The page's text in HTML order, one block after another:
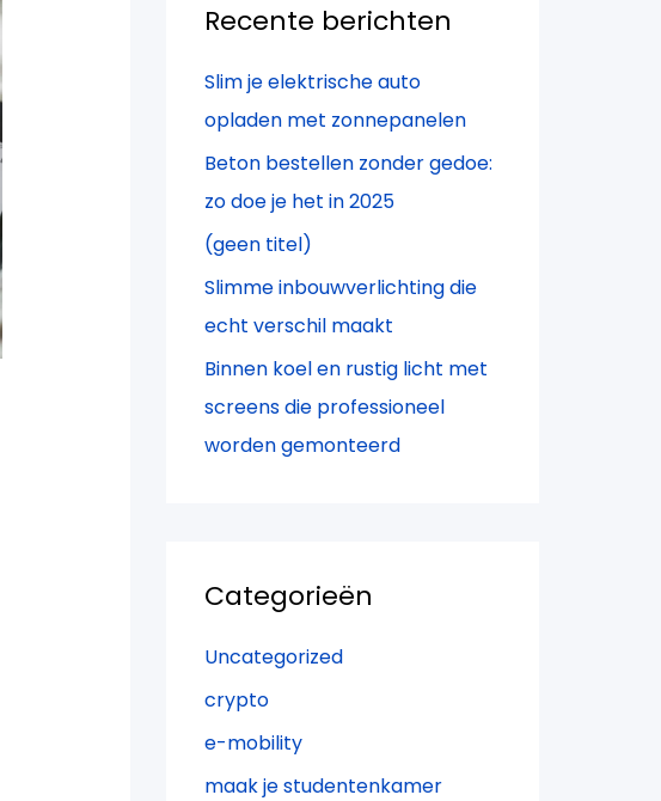
n
a
r
:
Recente berichten
Slim je elektrische auto
opladen met zonnepanelen
Beton bestellen zonder gedoe:
zo doe je het in 2025
(geen titel)
Slimme inbouwverlichting die
echt verschil maakt
Binnen koel en rustig licht met
screens die professioneel
worden gemonteerd
Categorieën
Uncategorized
crypto
e-mobility
maak je studentenkamer